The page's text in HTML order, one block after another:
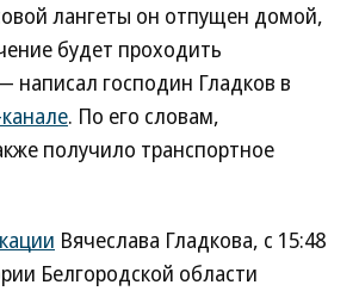
лангеты он отпущен домой,
будет проходить
написал господин Гладков в
. По его словам,
получило транспортное
Вячеслава Гладкова, с 15:48
Белгородской области